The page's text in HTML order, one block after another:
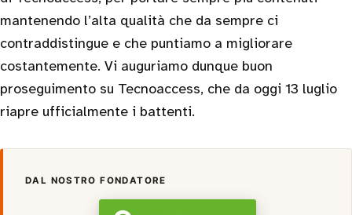
mantenendo l’alta qualità che da sempre ci
contraddistingue e che puntiamo a migliorare
costantemente. Vi auguriamo dunque buon
proseguimento su Tecnoaccess, che da oggi 13 luglio
riapre ufficialmente i battenti.
DAL NOSTRO FONDATORE